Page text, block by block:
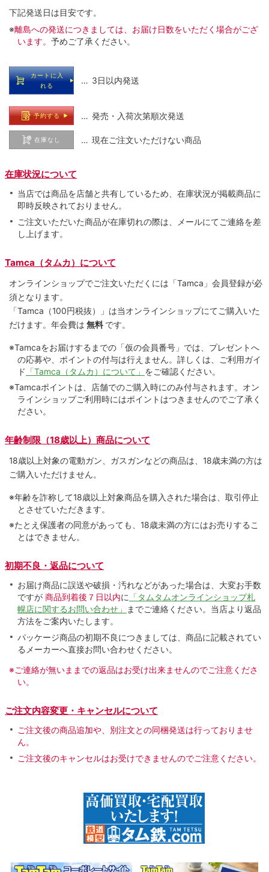
下記発送日は目安です。
※離島への発送につきましては、お届け日数をいただく場合がござ
います。 予めご了承ください。
カートに入
れる
… 3日以内発送
予約する … 発売・入荷次第順次発送
在庫なし … 現在ご注文いただけない商品
在庫状況について
当店では商品を店舗と共有しているため、在庫状況が掲載商品に
即時反映されておりません。
ご注文いただいた商品が在庫切れの際は、メールにてご連絡を差
し上げます。
Tamca（タムカ）について
オンラインショップでご注⽂いただくには「Tamca」会員登録が必
須となります。
「Tamca （100円税抜）
」は当オンラインショップにてご購⼊いた
だけます。 年会費は 無料 です。
※Tamcaをお届けするまでの「仮の会員番号」では、プレゼントへ
の応募や、ポイントの付与は⾏えません。詳しくは、ご利⽤ガイ
ド 「Tamca（タムカ）について」 をご確認ください。
※Tamcaポイントは、店舗でのご購⼊時にのみ付与されます。オン
ラインショップご利用時にはポイントはつきませんのでご了承く
ださい。
年齢制限（18歳以上）商品について
18歳以上対象の電動ガン、ガスガンなどの商品は、18歳未満の方は
ご購入いただけません。
※年齢を詐称して18歳以上対象商品を購入された場合は、取引停止
とさせていただきます。
※たとえ保護者の同意があっても、18歳未満の方にはお売りするこ
とはできません。
初期不良・返品について
お届け商品に誤送や破損・汚れなどがあった場合は、大変お手数
ですが 商品到着後７日以内に 「タムタムオンラインショップ札
幌店に関するお問い合わせ」
までご連絡ください。当店より返品
方法をご案内いたします。
パッケージ商品の初期不良につきましては、商品に記載されてい
るメーカーへ直接お問い合わせください。
※ご連絡が無いままでの返品はお受け出来ませんのでご注意くださ
い。
ご注文内容変更・キャンセルについて
ご注文後の商品追加や、別注文との同梱発送は行っておりませ
ん。
ご注文後のキャンセルはお受けできませんのでご注意ください。